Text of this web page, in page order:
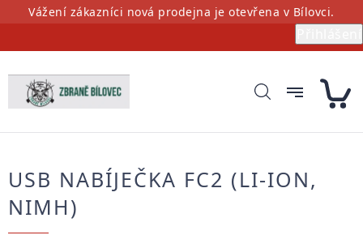
PřejítVážení zákazníci nová prodejna je otevřena v Bílovci.
USB NABÍJEČKA FC2 (LI-ION,
NIMH)